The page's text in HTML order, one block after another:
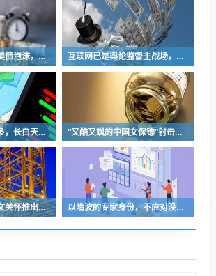
建议迅速逃离美股美债泡沫，AI正加速而非延缓其泡沫破裂 互联网已是舆论监督主战场，让我们用这五点珍惜它
国内坑人的景区很多，长白天池只是其中被坑印象最深的那一个 “又酷又飒的中国女保镖”射击夺冠
深圳某公司出于人文关怀推出内部托管，结果无孩单身员工举报了，核心理由有两个 以隋波的专家身份，不应对没统一标准的口味指手画脚，依仗专家身份欺负一线厨师